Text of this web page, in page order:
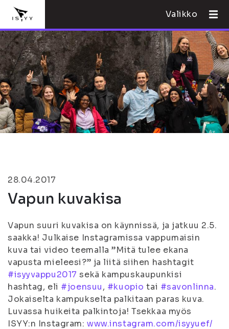
Valikko
28.04.2017
Vapun kuvakisa
Vapun suuri kuvakisa on käynnissä, ja jatkuu 2.5.
saakka! Julkaise Instagramissa vappumaisin
kuva tai video teemalla ”Mitä tulee ekana
vapusta mieleesi?” ja liitä siihen hashtagit
#isyyvappu2017 sekä kampuskaupunkisi
hashtag, eli #joensuu, #kuopio tai #savonlinna.
Jokaiselta kampukselta palkitaan paras kuva.
Luvassa huikeita palkintoja! Tsekkaa myös
ISYY:n Instagram:www.instagram.com/isyyuef/